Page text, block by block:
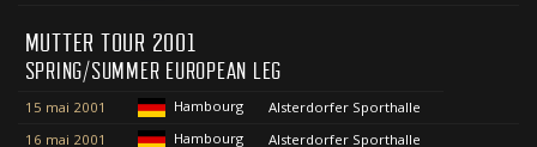
MUTTER TOUR 2001
SPRING/SUMMER EUROPEAN LEG
15 mai 2001 Hambourg
Alsterdorfer Sporthalle
16 mai 2001
Hambourg Alsterdorfer Sporthalle